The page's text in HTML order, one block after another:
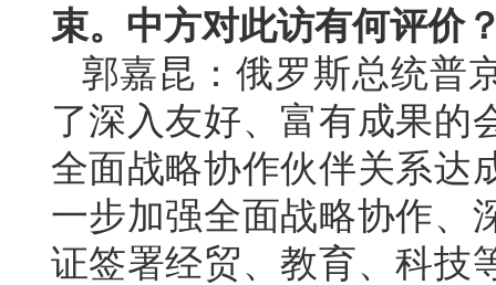
束。中方对此访有何评价
郭嘉昆：俄罗斯总统普
了深入友好、富有成果的
全面战略协作伙伴关系达
一步加强全面战略协作、
证签署经贸、教育、科技